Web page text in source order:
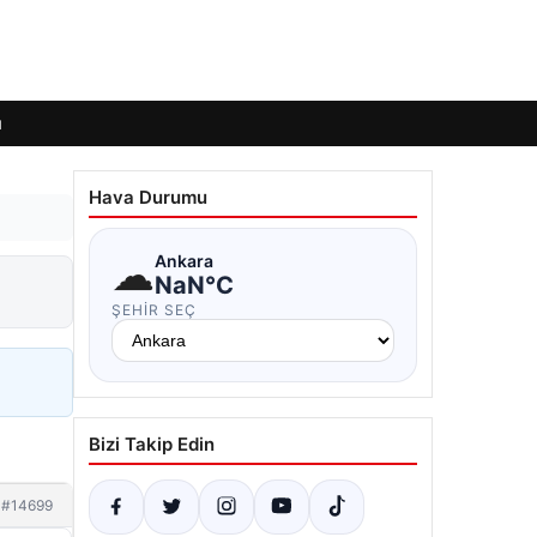
#14699
Hava Durumu
☁Ankara
NaN°C
ŞEHIR SEÇ
Bizi Takip Edin